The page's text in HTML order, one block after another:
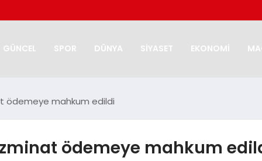
GÜNCEL SPOR DÜNYA SİYASET EKONOMİ
ödemeye mahkum edildi
ödemeye mahkum